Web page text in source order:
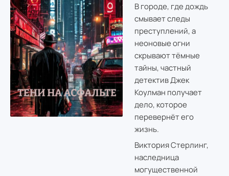
В городе, где дождь
смывает следы
преступлений, а
неоновые огни
скрывают тёмные
тайны, частный
детектив Джек
Коулман получает
дело, которое
перевернёт его
жизнь.
Виктория Стерлинг,
наследница
могущественной